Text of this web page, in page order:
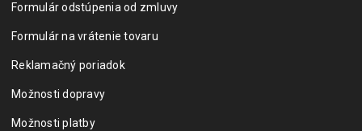
Formulár odstúpenia od zmluvy
Formulár na vrátenie tovaru
Reklamačný poriadok
Možnosti dopravy
Možnosti platby